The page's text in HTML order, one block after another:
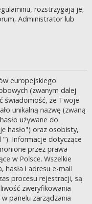
rozstrzygają je,
Administrator lub
europejskiego
(zwanym dalej
świadomość, że Twoje
unikalną nazwę (zwaną
używane do
hasło") oraz osobisty,
"). Informacje dotyczące
przez prawa
w Polsce. Wszelkie
hasła i adresu e-mail
procesu rejestracji, są
zweryfikowania
panelu zarządzania